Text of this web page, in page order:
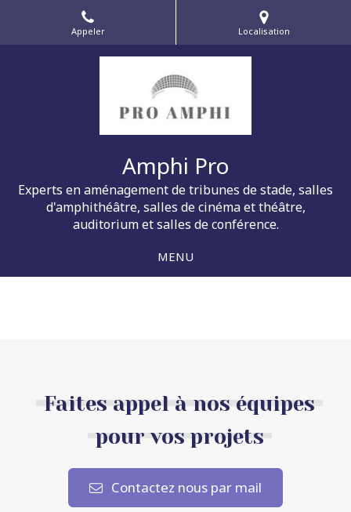
Appeler Localisation
Amphi Pro
Experts en aménagement de tribunes de stade, salles
d'amphithéâtre, salles de cinéma et théâtre,
auditorium et salles de conférence.
MENU
Faites appel à nos équipes
pour vos projets
Contactez nous par mail